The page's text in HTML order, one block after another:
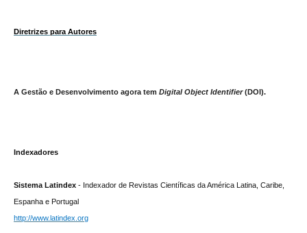
Diretrizes para Autores
A Gestão e Desenvolvimento agora tem Digital Object Identifier(DOI).
Indexadores
Sistema Latindex- Indexador de Revistas Científicas da América Latina, Caribe,
Espanha e Portugal
http://www.latindex.org